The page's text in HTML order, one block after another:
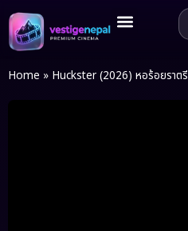
Home » Huckster (2026) หอร้อยราตรี